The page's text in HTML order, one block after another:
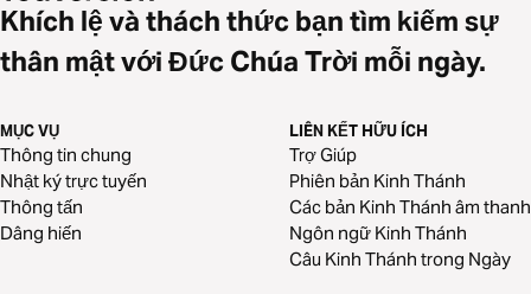
Khích lệ và thách thức bạn tìm kiếm sự
thân mật với Đức Chúa Trời mỗi ngày.
MỤC VỤ
Thông tin chung
Nhật ký trực tuyến
Thông tấn
Dâng hiến
LIÊN KẾT HỮU ÍCH
Trợ Giúp
Phiên bản Kinh Thánh
Các bản Kinh Thánh âm thanh
Ngôn ngữ Kinh Thánh
Câu Kinh Thánh trong Ngày